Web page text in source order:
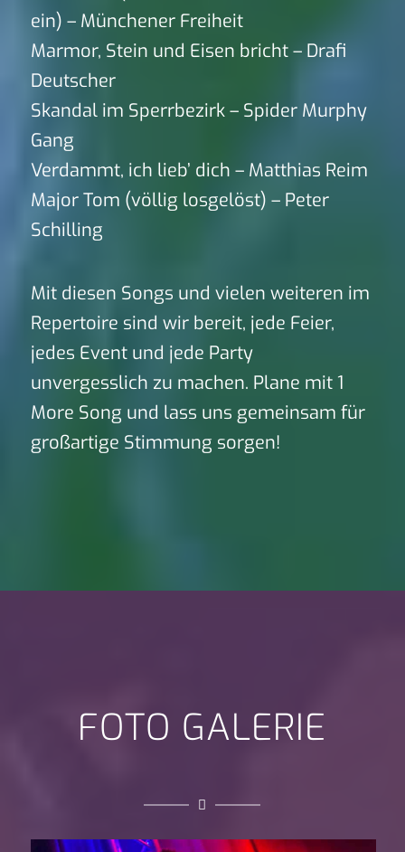
ein) – Münchener Freiheit
Marmor, Stein und Eisen bricht – Drafi
Deutscher
Skandal im Sperrbezirk – Spider Murphy
Gang
Verdammt, ich lieb’ dich – Matthias Reim
Major Tom (völlig losgelöst) – Peter
Schilling
Mit diesen Songs und vielen weiteren im
Repertoire sind wir bereit, jede Feier,
jedes Event und jede Party
unvergesslich zu machen. Plane mit 1
More Song und lass uns gemeinsam für
großartige Stimmung sorgen!
FOTO GALERIE